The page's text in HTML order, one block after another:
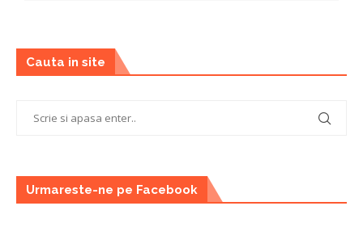
Cauta in site
Urmareste-ne pe Facebook